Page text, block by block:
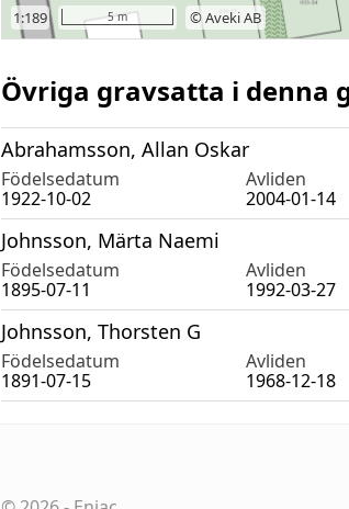
Övriga gravsatta i denna
Abrahamsson, Allan Oskar
Födelsedatum Avliden
1922-10-02
2004-01-14
Johnsson, Märta Naemi
Födelsedatum Avliden
1895-07-11
1992-03-27
Johnsson, Thorsten G
Födelsedatum Avliden
1891-07-15
1968-12-18